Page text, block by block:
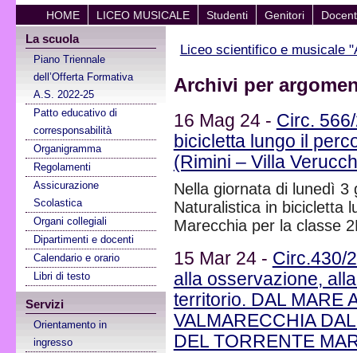
HOME LICEO MUSICALE Studenti Genitori
La scuola
Piano Triennale
dell’Offerta Formativa
A.S. 2022-25
Patto educativo di
corresponsabilità
Organigramma
Regolamenti
Assicurazione
Scolastica
Organi collegiali
Dipartimenti e docenti
Calendario e orario
Libri di testo
Servizi
Orientamento in
ingresso
Liceo scientifico e musicale
Archivi per
16 Mag 24 - Circ.
bicicletta lungo il
(Rimini – Villa
Nella giornata di lunedì 3
Naturalistica in bicicletta
Marecchia per la classe
15 Mar 24 - Circ.430/
alla osservazione,
territorio. DAL MARE
VALMARECCHIA
DEL TORRENTE